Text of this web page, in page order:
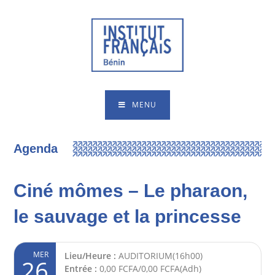
MENU
Agenda
Ciné mômes – Le pharaon,
le sauvage et la princesse
MER Lieu/Heure :AUDITORIUM(16h00)
Entrée :0,00 FCFA/0,00 FCFA(Adh)